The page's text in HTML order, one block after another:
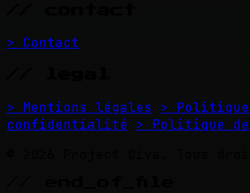
> Contact
> Mentions légales
>
confidentialité > Politique